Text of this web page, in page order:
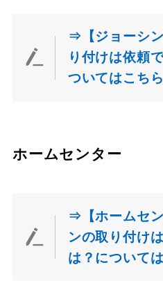
⇒【ジョーシ
り付けは依頼
ついてはこちら
ホームセンター
⇒【ホームセ
ンの取り付け
は？について